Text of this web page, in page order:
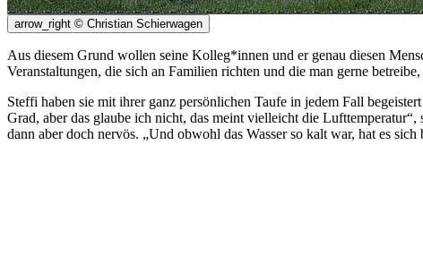
arrow_right © Christian Schierwagen
Aus diesem Grund wollen seine Kolleg*innen und er genau diesen
Veranstaltungen, die sich an Familien richten und die man gerne
Steffi haben sie mit ihrer ganz persönlichen Taufe in jedem Fall
Grad, aber das glaube ich nicht, das meint vielleicht die
dann aber doch nervös. „Und obwohl das Wasser so kalt war, hat es